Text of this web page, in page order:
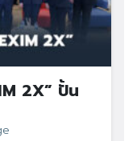
2X” ปั้น